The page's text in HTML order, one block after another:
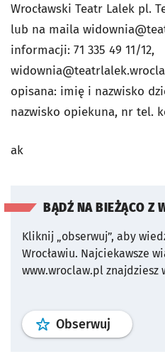
Wrocławski Teatr Lalek pl.
lub na maila
informacji: 71 335 49 11/12,
opisana: imię i nazwisko
nazwisko opiekuna, nr tel.
ak
BĄDŹ NA BIEŻĄCO Z
Kliknij „obserwuj”, aby
Wrocławiu. Najciekawsze
www.wroclaw.pl znajdziesz
Obserwuj profil